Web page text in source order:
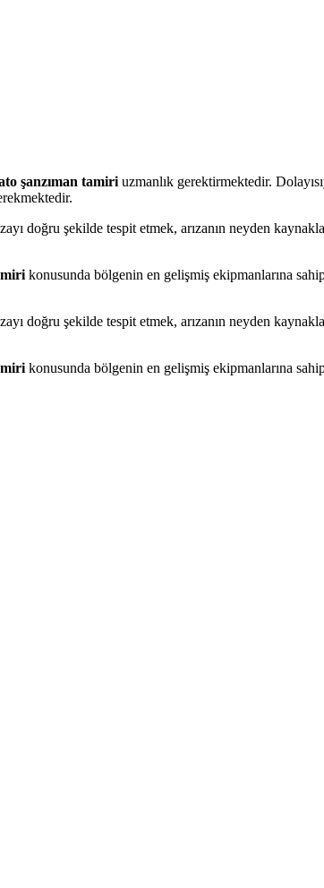
şanzıman tamiriuzmanlık gerektirmektedir.
doğru şekilde tespit etmek, arızanın neyden
konusunda bölgenin en gelişmiş ekipmanlarına
doğru şekilde tespit etmek, arızanın neyden
konusunda bölgenin en gelişmiş ekipmanlarına